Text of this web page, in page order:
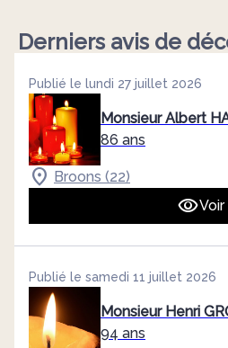
Derniers avis de
Publié le lundi 27 juillet 2026
Monsieur Albert
86 ans
Broons (22)
Voir
Publié le samedi 11 juillet 2026
Monsieur Henri
94 ans